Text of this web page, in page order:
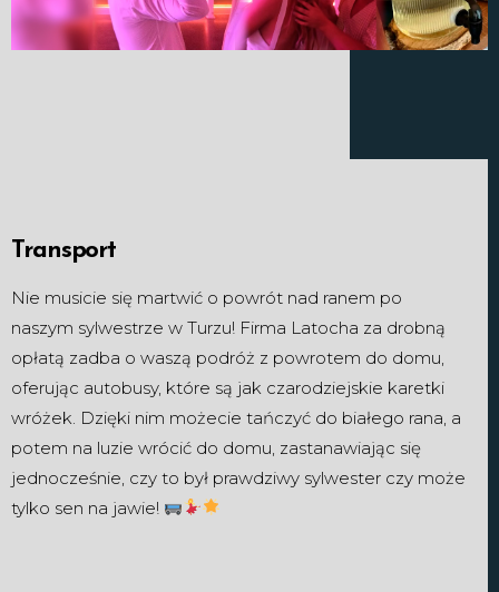
Transport
Nie musicie się martwić o powrót nad ranem po
naszym sylwestrze w Turzu! Firma Latocha za drobną
opłatą zadba o waszą podróż z powrotem do domu,
oferując autobusy, które są jak czarodziejskie karetki
wróżek. Dzięki nim możecie tańczyć do białego rana, a
potem na luzie wrócić do domu, zastanawiając się
jednocześnie, czy to był prawdziwy sylwester czy może
tylko sen na jawie!